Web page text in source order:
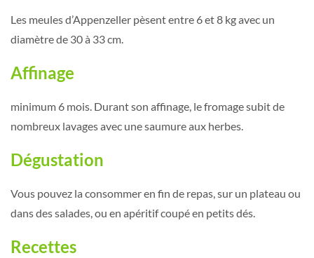
Les meules d’Appenzeller pèsent entre 6 et 8 kg avec un
diamètre de 30 à 33 cm.
Affinage
minimum 6 mois. Durant son affinage, le fromage subit de
nombreux lavages avec une saumure aux herbes.
Dégustation
Vous pouvez la consommer en fin de repas, sur un plateau ou
dans des salades, ou en apéritif coupé en petits dés.
Recettes